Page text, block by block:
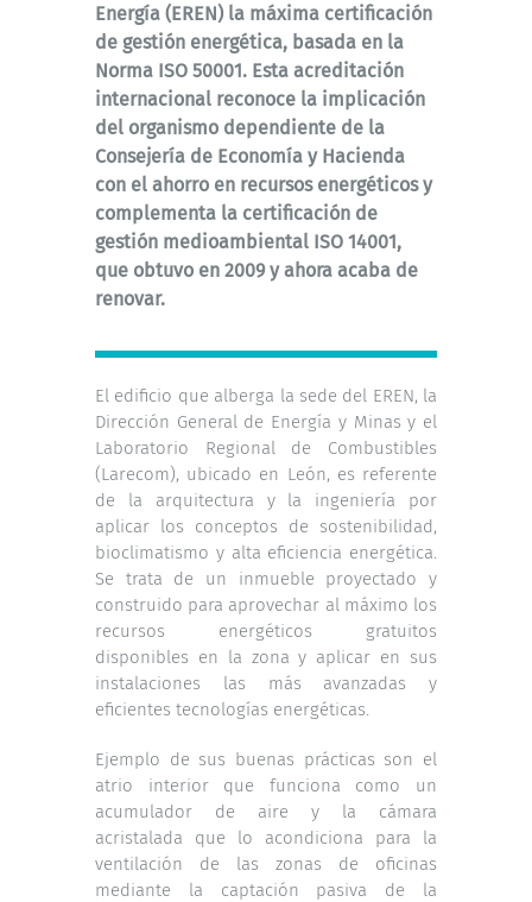
Energía (EREN) la máxima certificación
de gestión energética, basada en la
Norma ISO 50001. Esta acreditación
internacional reconoce la implicación
del organismo dependiente de la
Consejería de Economía y Hacienda
con el ahorro en recursos energéticos y
complementa la certificación de
gestión medioambiental ISO 14001,
que obtuvo en 2009 y ahora acaba de
renovar.
El edificio que alberga la sede del EREN, la
Dirección General de Energía y Minas y el
Laboratorio Regional de Combustibles
(Larecom), ubicado en León, es referente
de la arquitectura y la ingeniería por
aplicar los conceptos de sostenibilidad,
bioclimatismo y alta eficiencia energética.
Se trata de un inmueble proyectado y
construido para aprovechar al máximo los
recursos energéticos gratuitos
disponibles en la zona y aplicar en sus
instalaciones las más avanzadas y
eficientes tecnologías energéticas.
Ejemplo de sus buenas prácticas son el
atrio interior que funciona como un
acumulador de aire y la cámara
acristalada que lo acondiciona para la
ventilación de las zonas de oficinas
mediante la captación pasiva de la